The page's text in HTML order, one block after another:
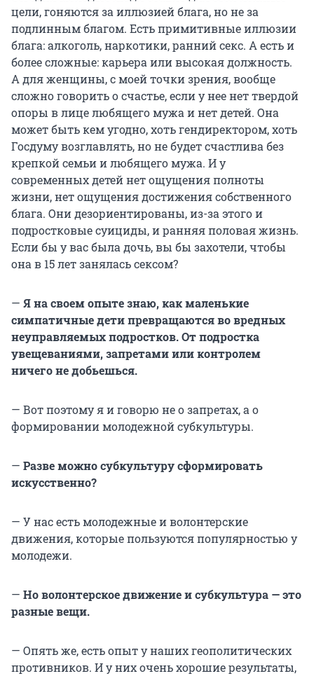
цели, гоняются за иллюзией блага, но не за
подлинным благом. Есть примитивные иллюзии
блага: алкоголь, наркотики, ранний секс. А есть и
более сложные: карьера или высокая должность.
А для женщины, с моей точки зрения, вообще
сложно говорить о счастье, если у нее нет твердой
опоры в лице любящего мужа и нет детей. Она
может быть кем угодно, хоть гендиректором, хоть
Госдуму возглавлять, но не будет счастлива без
крепкой семьи и любящего мужа. И у
современных детей нет ощущения полноты
жизни, нет ощущения достижения собственного
блага. Они дезориентированы, из-за этого и
подростковые суициды, и ранняя половая жизнь.
Если бы у вас была дочь, вы бы захотели, чтобы
она в 15 лет занялась сексом?
— Я на своем опыте знаю, как маленькие
симпатичные дети превращаются во вредных
неуправляемых подростков. От подростка
увещеваниями, запретами или контролем
ничего не добьешься.
— Вот поэтому я и говорю не о запретах, а о
формировании молодежной субкультуры.
— Разве можно субкультуру сформировать
искусственно?
— У нас есть молодежные и волонтерские
движения, которые пользуются популярностью у
молодежи.
— Но волонтерское движение и субкультура — это
разные вещи.
— Опять же, есть опыт у наших геополитических
противников. И у них очень хорошие результаты,